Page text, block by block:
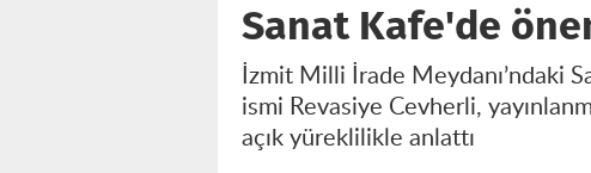
Sanat Kafe'de
İzmit Milli İrade Meydanı’ndaki
ismi Revasiye Cevherli,
açık yüreklilikle anlattı